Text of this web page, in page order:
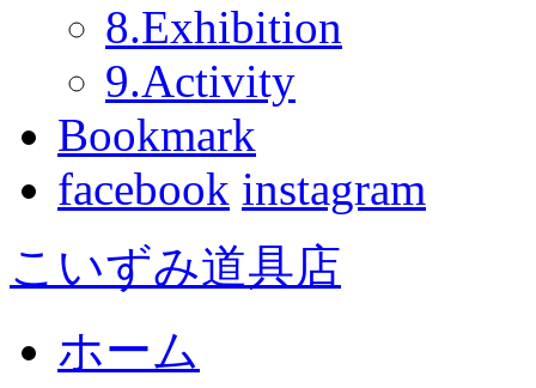
8.Exhibition
9.Activity
Bookmark
facebook instagram
こいずみ道具店
ホーム